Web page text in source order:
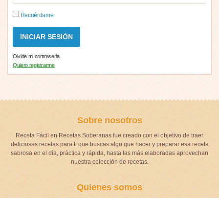
Recuérdame
Olvide mi contraseña
Quiero registrarme
Sobre nosotros
Receta Fácil en Recetas Soberanas fue creado con el objetivo de traer
deliciosas recetas para ti que buscas algo que hacer y preparar esa receta
sabrosa en el día, práctica y rápida, hasta las más elaboradas aprovechan
nuestra colección de recetas.
Quienes somos